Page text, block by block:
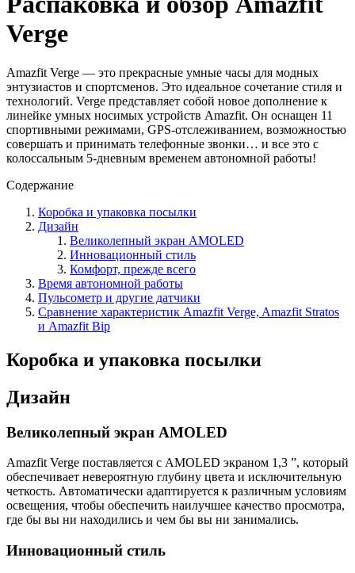
Verge
Amazfit Verge — это прекрасные умные часы для модных
энтузиастов и спортсменов. Это идеальное сочетание стиля и
технологий. Verge представляет собой новое дополнение к
линейке умных носимых устройств Amazfit. Он оснащен 11
спортивными режимами, GPS-отслеживанием, возможностью
совершать и принимать телефонные звонки… и все это с
колоссальным 5-дневным временем автономной работы!
Содержание
Коробка и упаковка посылки
Дизайн
Великолепный экран AMOLED
Инновационный стиль
Комфорт, прежде всего
Время автономной работы
Пульсометр и другие датчики
Сравнение характеристик Amazfit Verge, Amazfit Stratos
и Amazfit Bip
Коробка и упаковка посылки
Дизайн
Великолепный экран AMOLED
Amazfit Verge поставляется с AMOLED экраном 1,3 ”, который
обеспечивает невероятную глубину цвета и исключительную
четкость. Автоматически адаптируется к различным условиям
освещения, чтобы обеспечить наилучшее качество просмотра,
где бы вы ни находились и чем бы вы ни занимались.
Инновационный стиль